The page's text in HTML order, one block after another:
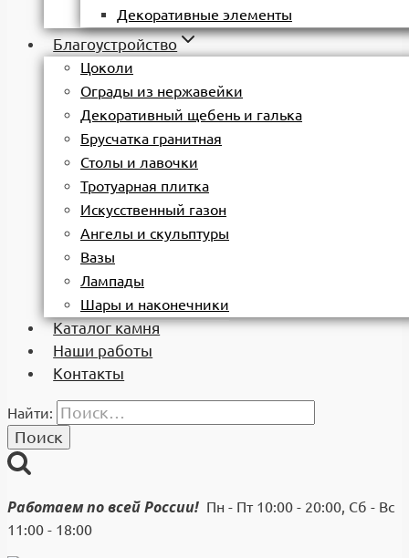
Декоративные элементы
Благоустройство
Цоколи
Ограды из нержавейки
Декоративный щебень и галька
Брусчатка гранитная
Столы и лавочки
Тротуарная плитка
Искусственный газон
Ангелы и скульптуры
Вазы
Лампады
Шары и наконечники
Каталог камня
Наши работы
Контакты
Найти:
Работаем по всей России! Пн - Пт 10:00 - 20:00, Сб - Вс
11:00 - 18:00